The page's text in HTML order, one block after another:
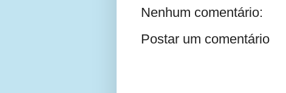
Nenhum comentário:
Postar um comentário